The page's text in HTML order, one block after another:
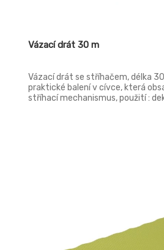
Vázací drát 30 m
Vázací drát se stříhačem, délka
praktické balení v cívce, která
stříhací mechanismus, použití :